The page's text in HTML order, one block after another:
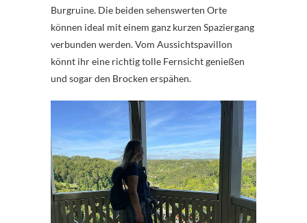
Burgruine. Die beiden sehenswerten Orte
können ideal mit einem ganz kurzen Spaziergang
verbunden werden. Vom Aussichtspavillon
könnt ihr eine richtig tolle Fernsicht genießen
und sogar den Brocken erspähen.